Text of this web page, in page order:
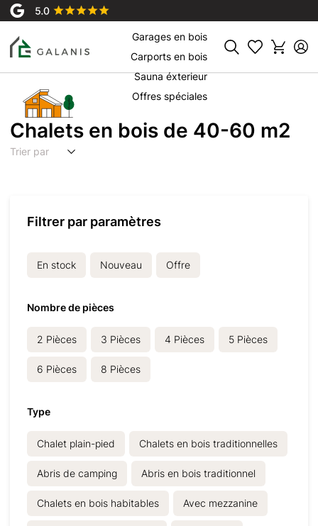
Rechercher
Garages en bois
Carports en bois
Sauna éxterieur
Offres spéciales
Chalets en bois de 40-60 m2
Trier par
Filtrer par paramètres
En stock Nouveau Offre
Nombre de pièces
2 Pièces 3 Pièces 4 Pièces 5 Pièces
6 Pièces 8 Pièces
Type
Chalet plain-pied Chalets en bois traditionnelles
Abris de camping Abris en bois traditionnel
Chalets en bois habitables Avec mezzanine